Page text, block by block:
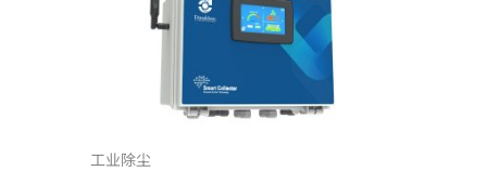
工业除尘